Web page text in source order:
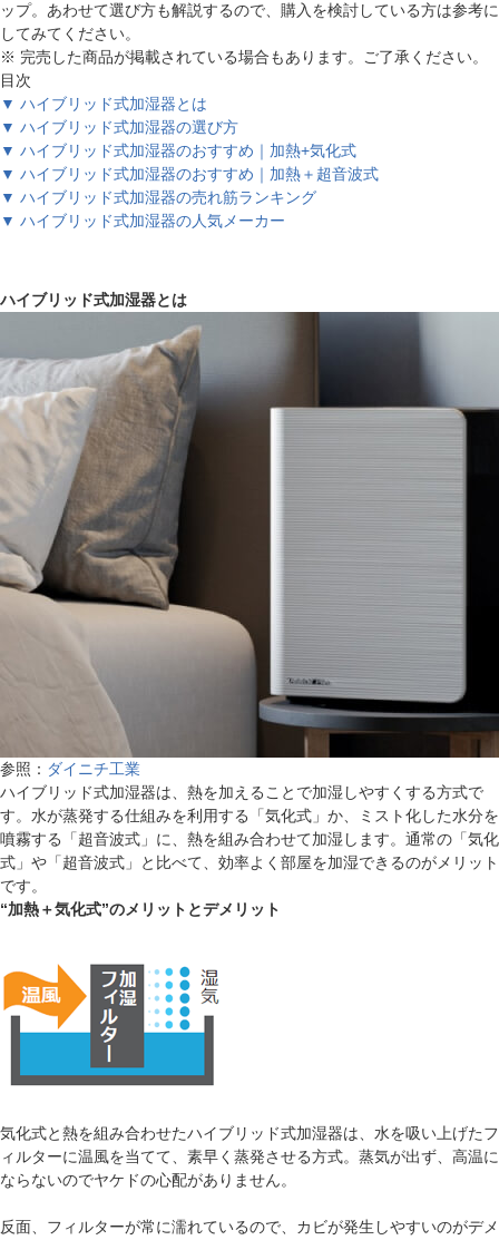
ップ。あわせて選び方も解説するので、購入を検討している方は参考に
してみてください。
※ 完売した商品が掲載されている場合もあります。ご了承ください。
目次
▼ ハイブリッド式加湿器とは
▼ ハイブリッド式加湿器の選び方
▼ ハイブリッド式加湿器のおすすめ｜加熱+気化式
▼ ハイブリッド式加湿器のおすすめ｜加熱＋超音波式
▼ ハイブリッド式加湿器の売れ筋ランキング
▼ ハイブリッド式加湿器の人気メーカー
ハイブリッド式加湿器とは
参照： ダイニチ工業
ハイブリッド式加湿器は、熱を加えることで加湿しやすくする方式で
す。水が蒸発する仕組みを利用する「気化式」か、ミスト化した水分を
噴霧する「超音波式」に、熱を組み合わせて加湿します。通常の「気化
式」や「超音波式」と比べて、効率よく部屋を加湿できるのがメリット
です。
“加熱＋気化式”のメリットとデメリット
気化式と熱を組み合わせたハイブリッド式加湿器は、水を吸い上げたフ
ィルターに温風を当てて、素早く蒸発させる方式。蒸気が出ず、高温に
ならないのでヤケドの心配がありません。
反面、フィルターが常に濡れているので、カビが発生しやすいのがデメ